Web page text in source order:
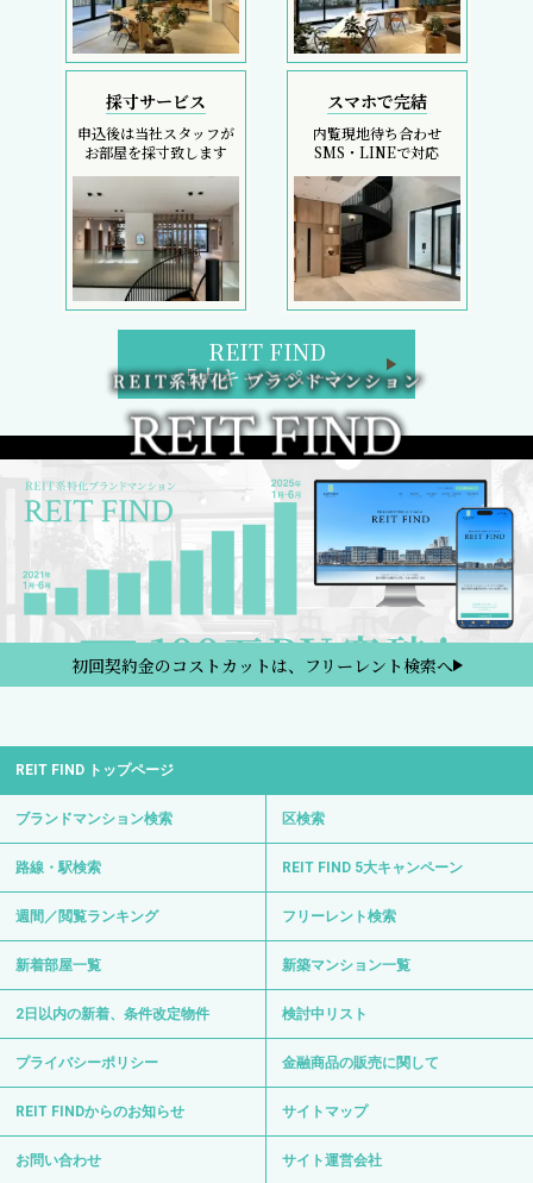
採寸サービス
申込後は当社スタッフが
お部屋を採寸致します
スマホで完結
内覧現地待ち合わせ
SMS・LINEで対応
REIT FIND
5大キャンペーン
初回契約金のコストカットは、フリーレント検索へ
REIT FIND トップページ
ブランドマンション検索 区検索
路線・駅検索 REIT FIND 5大キャンペーン
週間／閲覧ランキング フリーレント検索
新着部屋一覧 新築マンション一覧
2日以内の新着、条件改定物件 検討中リスト
プライバシーポリシー 金融商品の販売に関して
REIT FINDからのお知らせ サイトマップ
お問い合わせ サイト運営会社